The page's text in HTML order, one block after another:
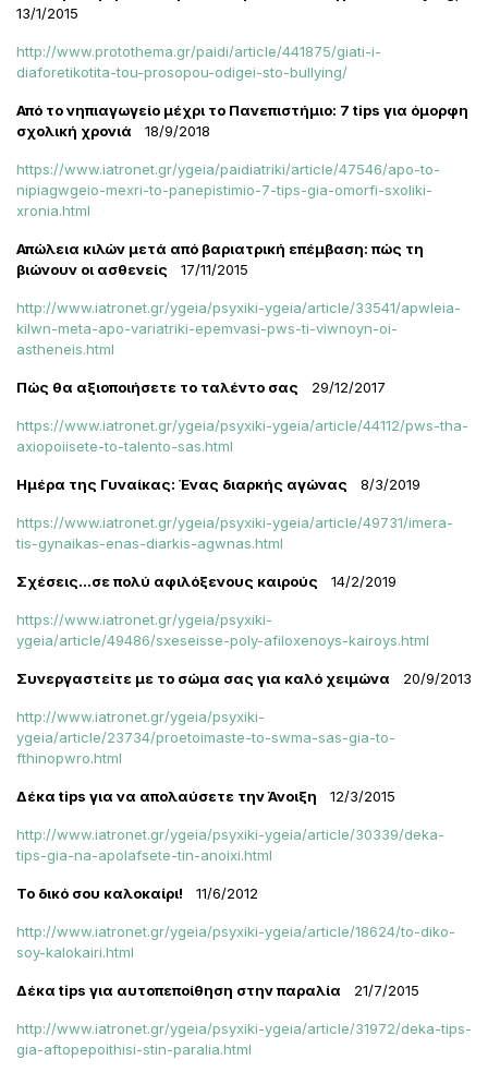
13/1/2015
http://www.protothema.gr/paidi/article/441875/giati-i-
diaforetikotita-tou-prosopou-odigei-sto-bullying/
Από το νηπιαγωγείο μέχρι το Πανεπιστήμιο: 7 tips για όμορφη
σχολική χρονιά 18/9/2018
https://www.iatronet.gr/ygeia/paidiatriki/article/47546/apo-to-
nipiagwgeio-mexri-to-panepistimio-7-tips-gia-omorfi-sxoliki-
xronia.html
Απώλεια κιλών μετά από βαριατρική επέμβαση: πώς τη
βιώνουν οι ασθενείς 17/11/2015
http://www.iatronet.gr/ygeia/psyxiki-ygeia/article/33541/apwleia-
kilwn-meta-apo-variatriki-epemvasi-pws-ti-viwnoyn-oi-
astheneis.html
Πώς θα αξιοποιήσετε το ταλέντο σας 29/12/2017
https://www.iatronet.gr/ygeia/psyxiki-ygeia/article/44112/pws-tha-
axiopoiisete-to-talento-sas.html
Ημέρα της Γυναίκας: Ένας διαρκής αγώνας 8/3/2019
https://www.iatronet.gr/ygeia/psyxiki-ygeia/article/49731/imera-
tis-gynaikas-enas-diarkis-agwnas.html
Σχέσεις...σε πολύ αφιλόξενους καιρούς 14/2/2019
https://www.iatronet.gr/ygeia/psyxiki-
ygeia/article/49486/sxeseisse-poly-afiloxenoys-kairoys.html
Συνεργαστείτε με το σώμα σας για καλό χειμώνα 20/9/2013
http://www.iatronet.gr/ygeia/psyxiki-
ygeia/article/23734/proetoimaste-to-swma-sas-gia-to-
fthinopwro.html
Δέκα tips για να απολαύσετε την Άνοιξη 12/3/2015
http://www.iatronet.gr/ygeia/psyxiki-ygeia/article/30339/deka-
tips-gia-na-apolafsete-tin-anoixi.html
Το δικό σου καλοκαίρι! 11/6/2012
http://www.iatronet.gr/ygeia/psyxiki-ygeia/article/18624/to-diko-
soy-kalokairi.html
Δέκα tips για αυτοπεποίθηση στην παραλία 21/7/2015
http://www.iatronet.gr/ygeia/psyxiki-ygeia/article/31972/deka-tips-
gia-aftopepoithisi-stin-paralia.html